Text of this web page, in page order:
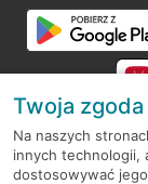
RODO
Twoja
Na naszych
innych technologii,
dostosowywać